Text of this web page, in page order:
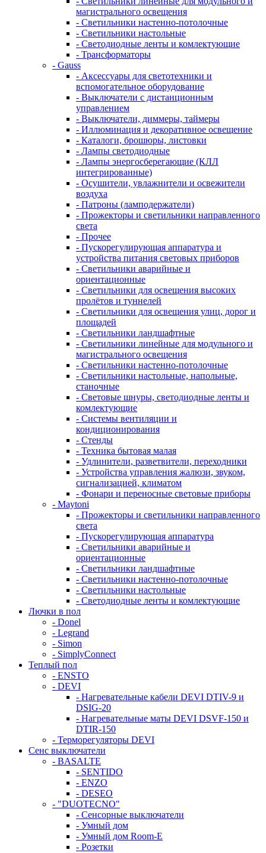
магистрального освещения
- Светильники настенно-потолочные
- Светильники настольные
- Светодиодные ленты и комлектующие
- Трансформаторы
- Gauss
- Аксессуары для светотехники и
вспомогательное оборудование
- Выключатели с дистанционным
управлением
- Выключатели, диммеры, таймеры
- Иллюминация и декоративное освещение
- Каталоги, брошюры, листовки
- Лампы светодиодные
- Лампы энергосберегающие (КЛЛ
интегрированные)
- Осушители, увлажнители и освежители
воздуха
- Патроны (ламподержатели)
- Прожекторы и светильники направленного
света
- Прочее
- Пускорегулирующая аппаратура и
устройства питания световых приборов
- Светильники аварийные и
ориентационные
- Светильники для освещения высоких
пролётов и туннелей
- Светильники для освещения улиц, дорог и
площадей
- Светильники ландшафтные
- Светильники линейные для модульного и
магистрального освещения
- Светильники настенно-потолочные
- Светильники настольные, напольные,
станочные
- Световые шнуры, светодиодные ленты и
комлектующие
- Системы вентиляции и
кондиционирования
- Стенды
- Техника бытовая малая
- Удлинители, разветвители, переходники
- Устройства управления жалюзи, звуком,
сигнализацией, климатом
- Фонари и переносные световые приборы
- Maytoni
- Прожекторы и светильники направленного
света
- Пускорегулирующая аппаратура
- Светильники аварийные и
ориентационные
- Светильники ландшафтные
- Светильники настенно-потолочные
- Светильники настольные
- Светодиодные ленты и комлектующие
Лючки в пол
- Donel
- Legrand
- Simon
- SimplyConnect
Теплый пол
- ENSTO
- DEVI
- Нагревательные кабели DEVI DTIV-9 и
DSIG-20
- Нагревательные маты DEVI DSVF-150 и
DTIR-150
- Терморегуляторы DEVI
Сенс выключатели
- BASALTE
- SENTIDO
- ENZO
- DESEO
- "DUOTECNO"
- Сенсорные выключатели
- Умный дом
- Умный дом Room-E
- Розетки